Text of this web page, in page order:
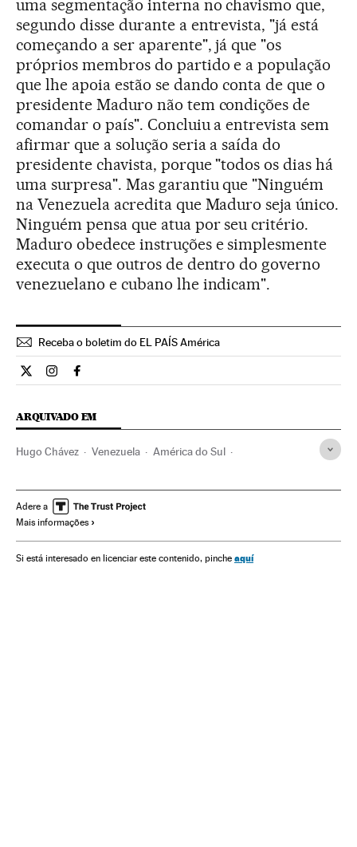
uma segmentação interna no chavismo que,
segundo disse durante a entrevista, "já está
começando a ser aparente", já que "os
próprios membros do partido e a população
que lhe apoia estão se dando conta de que o
presidente Maduro não tem condições de
comandar o país". Concluiu a entrevista sem
afirmar que a solução seria a saída do
presidente chavista, porque "todos os dias há
uma surpresa". Mas garantiu que "Ninguém
na Venezuela acredita que Maduro seja único.
Ninguém pensa que atua por seu critério.
Maduro obedece instruções e simplesmente
executa o que outros de dentro do governo
venezuelano e cubano lhe indicam".
Receba o boletim do EL PAÍS América
Internacional El País Brasil en Twitter
Internacional El País Brasil en Instagram
Internacional El País Brasil en Facebook
ARQUIVADO EM
Hugo Chávez Venezuela América do Sul
Adere a
Mais informações
Si está interesado en licenciar este contenido, pinche aquí